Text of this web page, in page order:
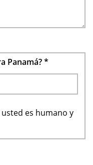
Panamá?*
es humano y